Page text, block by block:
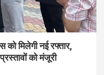
को मिलेगी नई रफ्तार,
को मंजूरी